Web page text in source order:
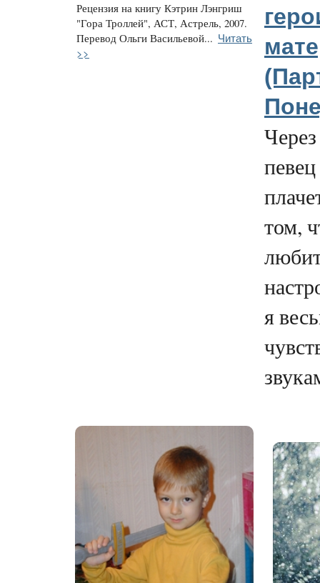
Рецензия на книгу Кэтрин Лэнгриш
"Гора Троллей", АСТ, Астрель, 2007.
Перевод Ольги Васильевой... Читать
>>
том,
я